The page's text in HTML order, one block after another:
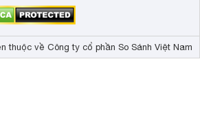
thuộc về Công ty cổ phần So Sánh Việt Nam